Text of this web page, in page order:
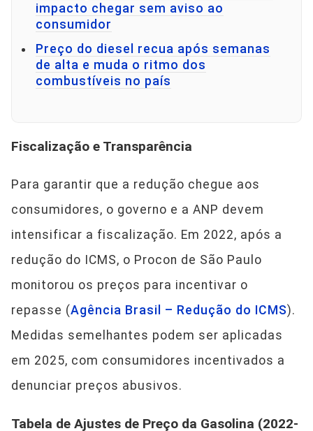
impacto chegar sem aviso ao
consumidor
Preço do diesel recua após semanas
de alta e muda o ritmo dos
combustíveis no país
Fiscalização e Transparência
Para garantir que a redução chegue aos
consumidores, o governo e a ANP devem
intensificar a fiscalização. Em 2022, após a
redução do ICMS, o Procon de São Paulo
monitorou os preços para incentivar o
repasse (Agência Brasil – Redução do ICMS).
Medidas semelhantes podem ser aplicadas
em 2025, com consumidores incentivados a
denunciar preços abusivos.
Tabela de Ajustes de Preço da Gasolina (2022-